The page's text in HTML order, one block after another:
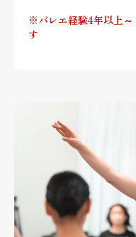
※バレエ経験4年以上～
す